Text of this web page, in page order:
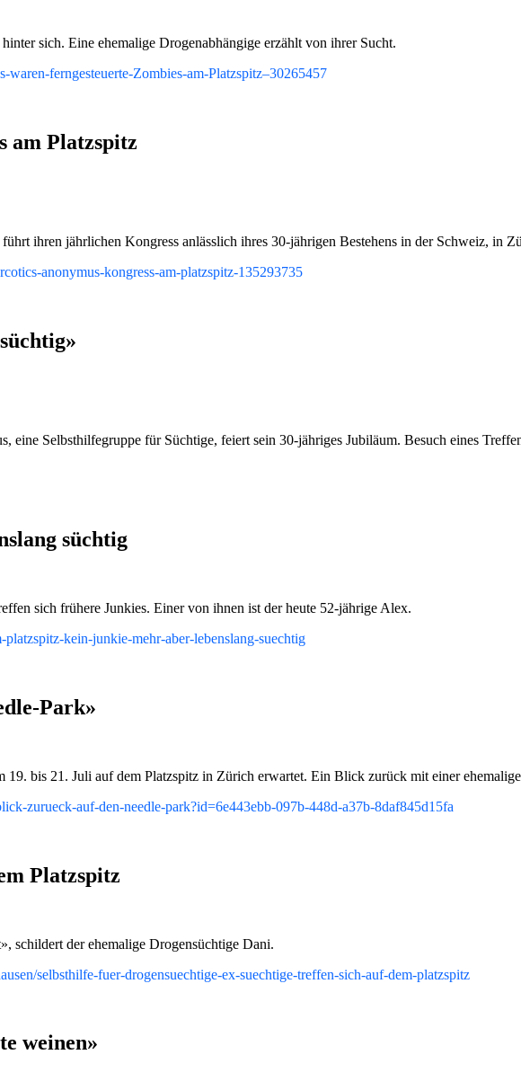
sich. Eine ehemalige Drogenabhängige erzählt von ihrer Sucht.
ferngesteuerte-Zombies-am-Platzspitz–30265457
am Platzspitz
ihren jährlichen Kongress anlässlich ihres 30-jährigen Bestehens in der Schweiz, in
anonymus-kongress-am-platzspitz-135293735
eine Selbsthilfegruppe für Süchtige, feiert sein 30-jähriges Jubiläum. Besuch eines
süchtig
sich frühere Junkies. Einer von ihnen ist der heute 52-jährige Alex.
kein-junkie-mehr-aber-lebenslang-suechtig
Park»
19. bis 21. Juli auf dem Platzspitz in Zürich erwartet. Ein Blick zurück mit einer
zurueck-auf-den-needle-park?id=6e443ebb-097b-448d-a37b-8daf845d15fa
Platzspitz
schildert der ehemalige Drogensüchtige Dani.
selbsthilfe-fuer-drogensuechtige-ex-suechtige-treffen-sich-auf-dem-platzspitz
weinen»